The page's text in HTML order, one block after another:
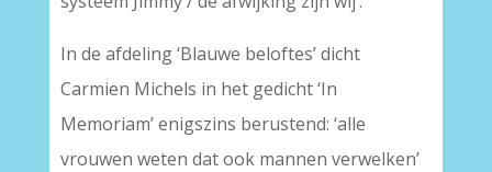
In de afdeling ‘Blauwe beloftes’ dicht
Carmien Michels in het gedicht ‘In
Memoriam’ enigszins berustend: ‘alle
vrouwen weten dat ook mannen verwelken’